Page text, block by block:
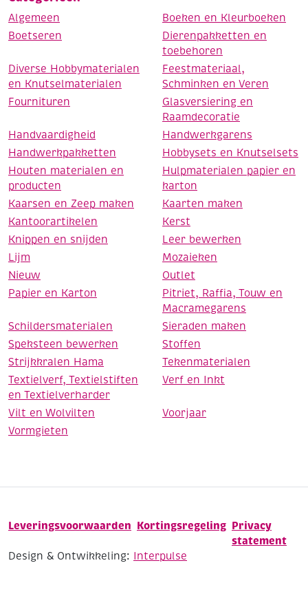
Algemeen
Boeken en Kleurboeken
Boetseren
Dierenpakketten en
toebehoren
Diverse Hobbymaterialen
en Knutselmaterialen
Feestmateriaal,
Schminken en Veren
Fournituren
Glasversiering en
Raamdecoratie
Handvaardigheid
Handwerkgarens
Handwerkpakketten
Hobbysets en Knutselsets
Houten materialen en
producten
Hulpmaterialen papier en
karton
Kaarsen en Zeep maken
Kaarten maken
Kantoorartikelen
Kerst
Knippen en snijden
Leer bewerken
Lijm
Mozaieken
Nieuw
Outlet
Papier en Karton
Pitriet, Raffia, Touw en
Macramegarens
Schildersmaterialen
Sieraden maken
Speksteen bewerken
Stoffen
Strijkkralen Hama
Tekenmaterialen
Textielverf, Textielstiften
en Textielverharder
Verf en Inkt
Vilt en Wolvilten
Voorjaar
Vormgieten
Leveringsvoorwaarden Kortingsregeling Privacy
statement
Design & Ontwikkeling: Interpulse